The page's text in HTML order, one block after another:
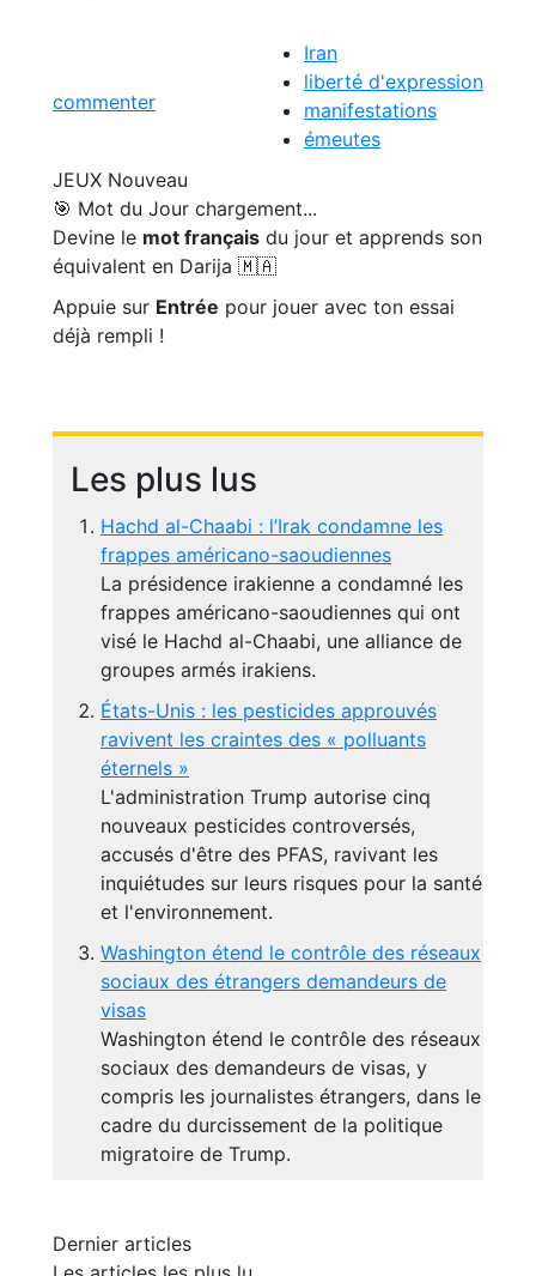
commenter
Iran
liberté d'expression
manifestations
émeutes
JEUX Nouveau
🎯 Mot du Jour chargement...
Devine le mot français du jour et apprends son
équivalent en Darija 🇲🇦
Appuie sur Entrée pour jouer avec ton essai
déjà rempli !
Les plus lus
Hachd al-Chaabi : l’Irak condamne les
frappes américano-saoudiennes
La présidence irakienne a condamné les
frappes américano-saoudiennes qui ont
visé le Hachd al-Chaabi, une alliance de
groupes armés irakiens.
États-Unis : les pesticides approuvés
ravivent les craintes des « polluants
éternels »
L'administration Trump autorise cinq
nouveaux pesticides controversés,
accusés d'être des PFAS, ravivant les
inquiétudes sur leurs risques pour la santé
et l'environnement.
Washington étend le contrôle des réseaux
sociaux des étrangers demandeurs de
visas
Washington étend le contrôle des réseaux
sociaux des demandeurs de visas, y
compris les journalistes étrangers, dans le
cadre du durcissement de la politique
migratoire de Trump.
Dernier articles